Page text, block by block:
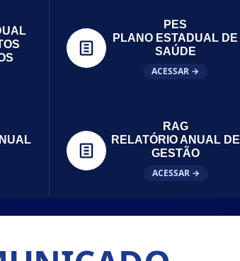
PES
PLANO ESTADUAL DE
SAÚDE
ACESSAR →
RAG
RELATÓRIO ANUAL DE
GESTÃO
ACESSAR →